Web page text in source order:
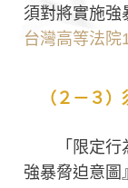
須對將實施強
台灣高等法
（２－３
「限定
強暴脅迫意圖